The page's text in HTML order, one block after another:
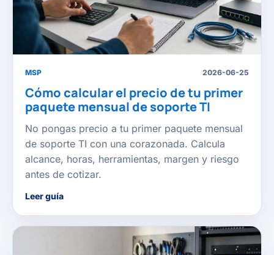
MSP 2026-06-25
Cómo calcular el precio de tu primer
paquete mensual de soporte TI
No pongas precio a tu primer paquete mensual
de soporte TI con una corazonada. Calcula
alcance, horas, herramientas, margen y riesgo
antes de cotizar.
Leer guía